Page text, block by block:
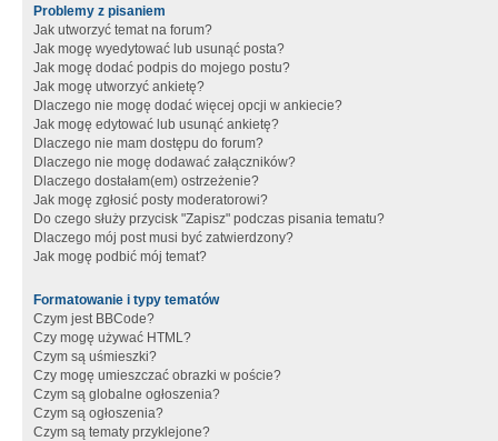
Problemy z pisaniem
Jak utworzyć temat na forum?
Jak mogę wyedytować lub usunąć posta?
Jak mogę dodać podpis do mojego postu?
Jak mogę utworzyć ankietę?
Dlaczego nie mogę dodać więcej opcji w ankiecie?
Jak mogę edytować lub usunąć ankietę?
Dlaczego nie mam dostępu do forum?
Dlaczego nie mogę dodawać załączników?
Dlaczego dostałam(em) ostrzeżenie?
Jak mogę zgłosić posty moderatorowi?
Do czego służy przycisk "Zapisz" podczas pisania tematu?
Dlaczego mój post musi być zatwierdzony?
Jak mogę podbić mój temat?
Formatowanie i typy tematów
Czym jest BBCode?
Czy mogę używać HTML?
Czym są uśmieszki?
Czy mogę umieszczać obrazki w poście?
Czym są globalne ogłoszenia?
Czym są ogłoszenia?
Czym są tematy przyklejone?